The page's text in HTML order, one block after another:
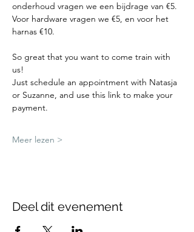
onderhoud vragen we een bijdrage van €5.
Voor hardware vragen we €5, en voor het
harnas €10.
So great that you want to come train with
us!
Just schedule an appointment with Natasja
or Suzanne, and use this link to make your
payment.
Meer lezen >
Deel dit evenement